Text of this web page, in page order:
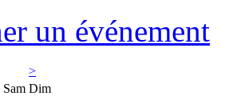
un événement
>
Sam Dim